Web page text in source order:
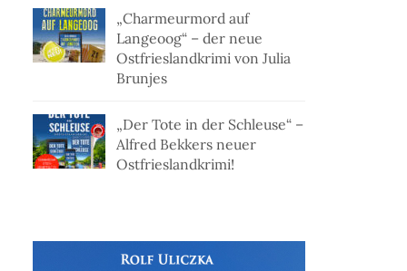
„Charmeurmord auf
Langeoog“ – der neue
Ostfrieslandkrimi von Julia
Brunjes
„Der Tote in der Schleuse“ –
Alfred Bekkers neuer
Ostfrieslandkrimi!